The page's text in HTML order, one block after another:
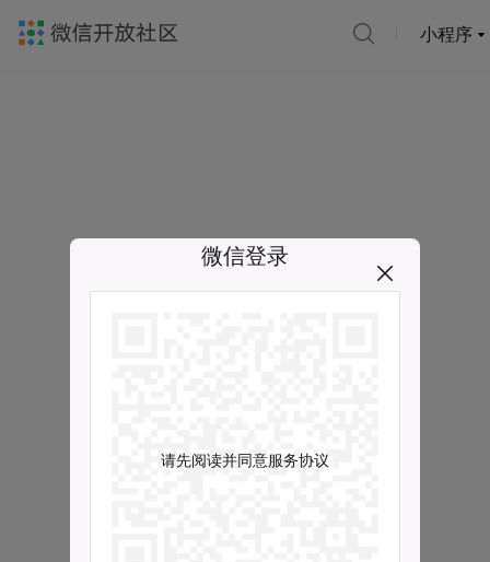
小程序
微信登录
请先阅读并同意服务协议